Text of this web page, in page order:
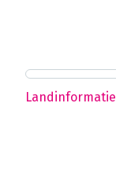
Landinformatie